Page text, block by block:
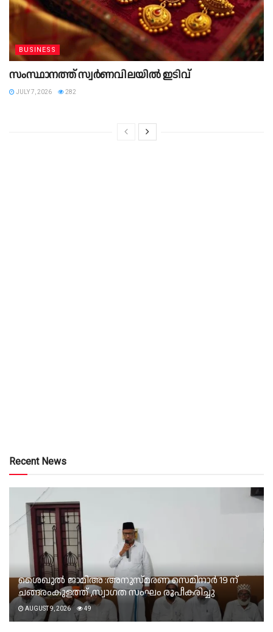
BUSINESS
സംസ്ഥാനത്ത് സ്വര്‍ണവിലയിൽ ഇടിവ്
JULY 7, 2026 282
Recent News
ശൈഖുൽ ജാമിഅ :അനുസ്മരണ സെമിനാർ 19 ന്
ചങ്ങരംകുളത്ത് ,സ്വാഗത സംഘം രൂപീകരിച്ചു
AUGUST 9, 2026 49